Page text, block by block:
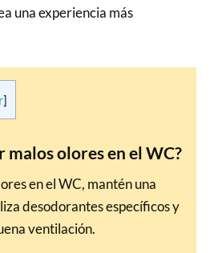
una experiencia más
]
malos olores en el WC?
en el WC, mantén una
desodorantes específicos y
ventilación.